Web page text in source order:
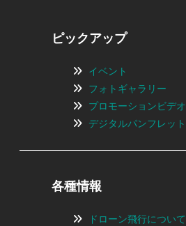
ピックアップ
イベント
フォトギャラリー
プロモーションビデオ
デジタルパンフレット
各種情報
ドローン飛行について